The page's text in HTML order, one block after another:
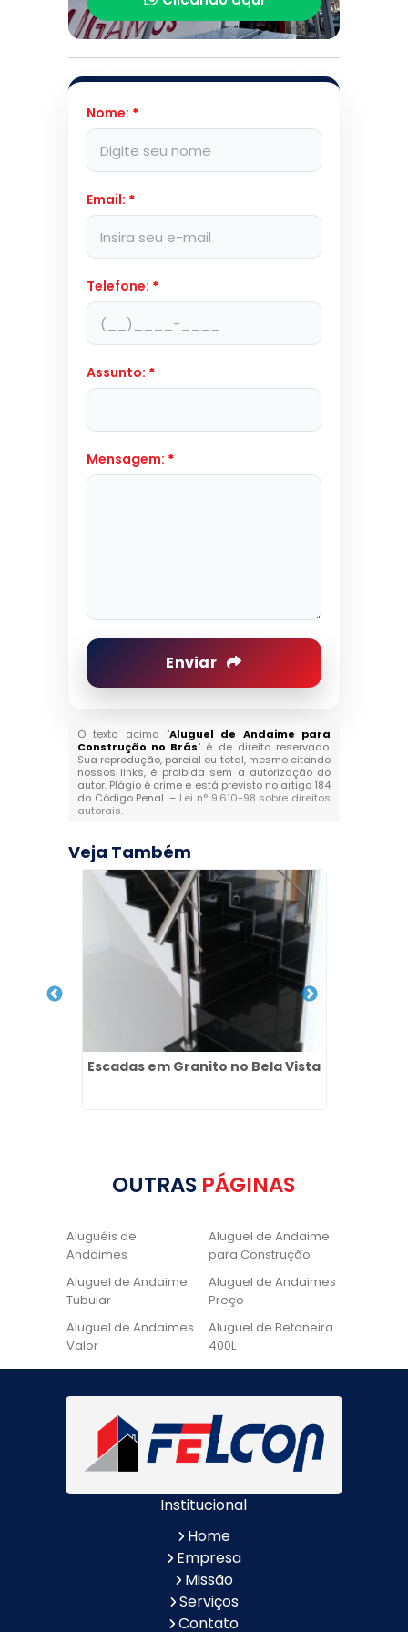
Nome: *
Email: *
Telefone: *
Assunto: *
Mensagem: *
Enviar
O texto acima "Aluguel de Andaime para
Construção no Brás" é de direito reservado.
Sua reprodução, parcial ou total, mesmo citando
nossos links, é proibida sem a autorização do
autor. Plágio é crime e está previsto no artigo 184
do Código Penal. – Lei n° 9.610-98 sobre direitos
autorais.
Veja Também
Escadas em Granito no Bela Vista
OUTRAS PÁGINAS
Aluguéis de
Andaimes
Aluguel de Andaime
para Construção
Aluguel de Andaime
Tubular
Aluguel de Andaimes
Preço
Aluguel de Andaimes
Valor
Aluguel de Betoneira
400L
Aluguel de Betoneira
Cadeira de Pintura
Locação de Andaime
Preço
Locação de Andaime
Tubular
Locação de Andaime
Locação de
Quanto Custa
Andaimes
Valor do Aluguel de
Andaimes
Aluguel de Escada de
Aluguel de Escada de
Institucional
Home
Empresa
Missão
Serviços
Contato